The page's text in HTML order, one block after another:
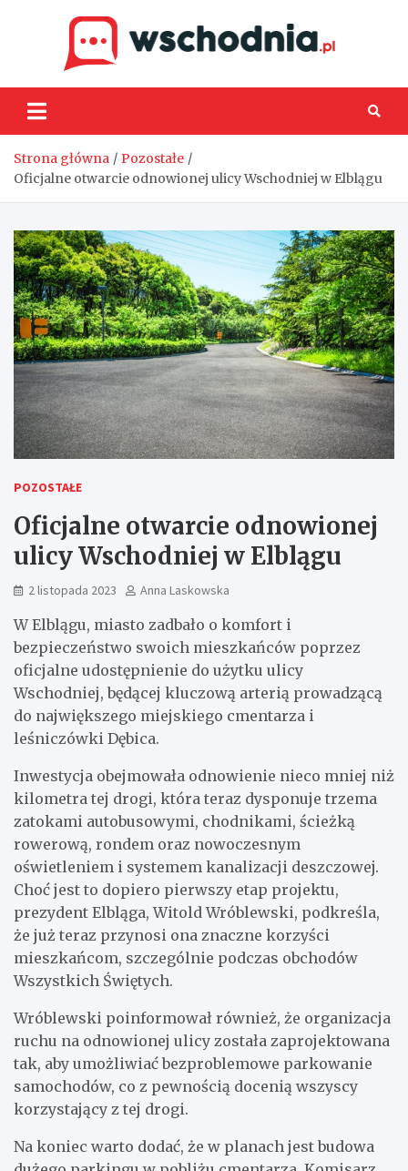
Strona główna
Pozostałe
Oficjalne otwarcie odnowionej ulicy Wschodniej w Elblągu
POZOSTAŁE
Oficjalne otwarcie odnowionej
ulicy Wschodniej w Elblągu
2 listopada 2023 Anna Laskowska
W Elblągu, miasto zadbało o komfort i
bezpieczeństwo swoich mieszkańców poprzez
oficjalne udostępnienie do użytku ulicy
Wschodniej, będącej kluczową arterią prowadzącą
do największego miejskiego cmentarza i
leśniczówki Dębica.
Inwestycja obejmowała odnowienie nieco mniej niż
kilometra tej drogi, która teraz dysponuje trzema
zatokami autobusowymi, chodnikami, ścieżką
rowerową, rondem oraz nowoczesnym
oświetleniem i systemem kanalizacji deszczowej.
Choć jest to dopiero pierwszy etap projektu,
prezydent Elbląga, Witold Wróblewski, podkreśla,
że już teraz przynosi ona znaczne korzyści
mieszkańcom, szczególnie podczas obchodów
Wszystkich Świętych.
Wróblewski poinformował również, że organizacja
ruchu na odnowionej ulicy została zaprojektowana
tak, aby umożliwiać bezproblemowe parkowanie
samochodów, co z pewnością docenią wszyscy
korzystający z tej drogi.
Na koniec warto dodać, że w planach jest budowa